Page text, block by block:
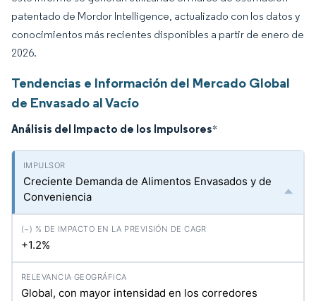
patentado de Mordor Intelligence, actualizado con los datos y
conocimientos más recientes disponibles a partir de enero de
2026.
Tendencias e Información del Mercado Global
de Envasado al Vacío
Análisis del Impacto de los Impulsores*
Creciente Demanda de Alimentos Envasados y de
Conveniencia
+1.2%
Global, con mayor intensidad en los corredores